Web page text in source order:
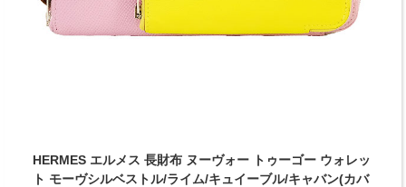
HERMES エルメス 長財布 ヌーヴォー トゥーゴー ウォレッ
ト モーヴシルベストル/ライム/キュイーブル/キャバン(カバ